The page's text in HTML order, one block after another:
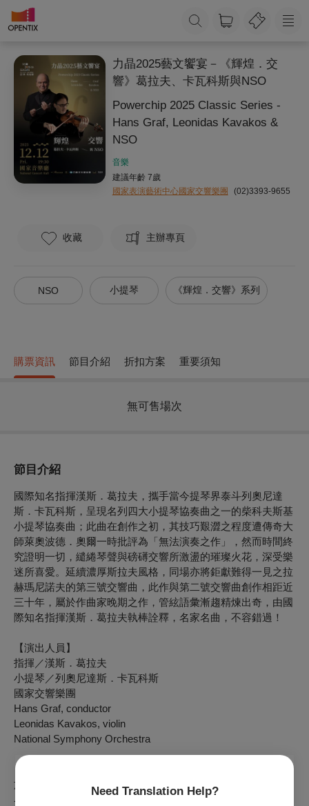
Need Translation Help?
力晶2025藝文饗宴－《輝煌．交
響》葛拉夫、卡瓦科斯與NSO
Powerchip 2025 Classic Series -
Hans Graf, Leonidas Kavakos &
NSO
音樂
建議年齡 7歲
國家表演藝術中心國家交響樂團
(02)3393-9655
收藏 主辦專頁
NSO 小提琴 《輝煌．交響》系列
購票資訊 節目介紹 折扣方案 重要須知
無可售場次
節目介紹
國際知名指揮漢斯．葛拉夫，攜手當今提琴界泰斗列奧尼達
斯．卡瓦科斯，呈現名列四大小提琴協奏曲之一的柴科夫斯基
小提琴協奏曲；此曲在創作之初，其技巧艱澀之程度遭傳奇大
師萊奧波德．奧爾一時批評為「無法演奏之作」，然而時間終
究證明一切，繾綣琴聲與磅礡交響所激盪的璀璨火花，深受樂
迷所喜愛。延續濃厚斯拉夫風格，同場亦將鉅獻難得一見之拉
赫瑪尼諾夫的第三號交響曲，此作與第二號交響曲創作相距近
三十年，屬於作曲家晚期之作，管絃語彙漸趨精煉出奇，由國
際知名指揮漢斯．葛拉夫執棒詮釋，名家名曲，不容錯過！
【演出人員】
指揮／漢斯．葛拉夫
小提琴／列奧尼達斯．卡瓦科斯
國家交響樂團
Hans Graf, conductor
Leonidas Kavakos, violin
National Symphony Orchestra
【演出作品】
施維哲：《晨曦》（樂無界計畫之「一分鐘交響曲作曲」，世
界首演）*樂無界計畫為台積電文教基金會、國家交響樂團、